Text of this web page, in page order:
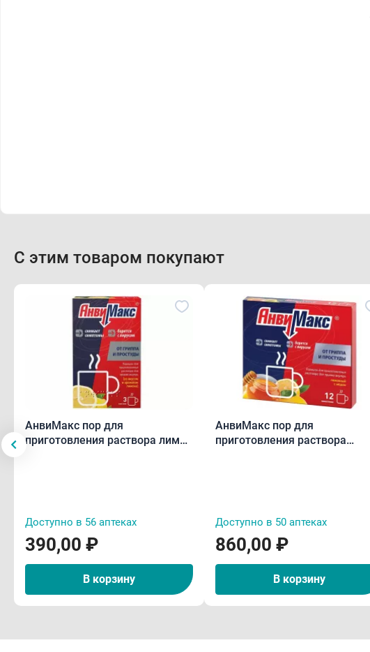
С этим товаром покупают
АнвиМакс пор для
приготовления раствора лимон
Доступно в 56 аптеках
390,00 ₽
В корзину
АнвиМакс пор для
приготовления раствора
Доступно в 50 аптеках
860,00 ₽
В корзину